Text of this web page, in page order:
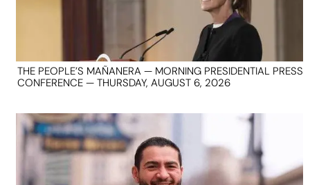
THE PEOPLE’S MAÑANERA — MORNING PRESIDENTIAL PRESS
CONFERENCE — THURSDAY, AUGUST 6, 2026